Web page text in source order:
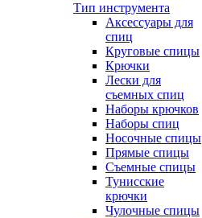
Тип инструмента
Аксессуары для
спиц
Круговые спицы
Крючки
Лески для
съемных спиц
Наборы крючков
Наборы спиц
Носочные спицы
Прямые спицы
Съемные спицы
Тунисские
крючки
Чулочные спицы